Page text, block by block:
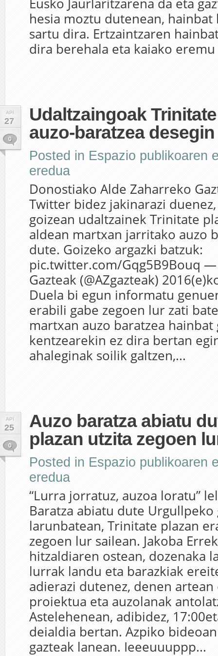
Eusko Jaurlaritzarena da eta
hesia moztu dutenean,
sartu dira. Ertzaintzaren
dira berehala eta kaiako
API
27
0
Udaltzaingoak
auzo-baratzea
Posted in Espazio publikoaren
eredua
Donostiako Alde Zaharreko
Twitter bidez jakinarazi
goizean udaltzainek Trinitate
aldean martxan jarritako auzo
dute. Goizeko argazki batzuk:
pic.twitter.com/Gqg5B9Bouq
Gazteak (@AZgazteak)
Duela bi egun informatu
erabili gabe zegoen lur zati
martxan auzo baratzea hainbat
kentzearekin ez dira bertan
ahaleginak soilik galtzen,...
API
25
0
Auzo baratza abiatu
plazan utzita zegoen
Posted in Espazio publikoaren
eredua
“Lurra jorratuz, auzoa loratu”
Baratza abiatu dute Urgullpeko
larunbatean, Trinitate plazan
zegoen lur sailean. Jakoba
hitzaldiaren ostean, dozenaka
lurrak landu eta barazkiak
adierazi dutenez, denen
proiektua eta auzolanak
Astelehenean, adibidez,
deialdia bertan. Azpiko
gazteak lanean. Ieeeuuuppp...